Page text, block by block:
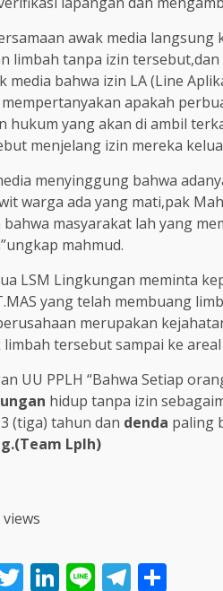
awak media
limbah tanpa izin
media bahwa izin LA (Line
apakah
hukum yang akan di ambil
menjelang izin mereka
menyinggung bahwa
warga ada yang mati,pak
masyarakat lah yang
mahmud.
LSM Lingkungan meminta
yang telah membuang
merupakan
limbah tersebut sampai ke
UU PPLH “Bahwa Setiap
hidup tanpa izin
(tiga) tahun dan denda paling
Lplh)
Twitter
LinkedIn
Line